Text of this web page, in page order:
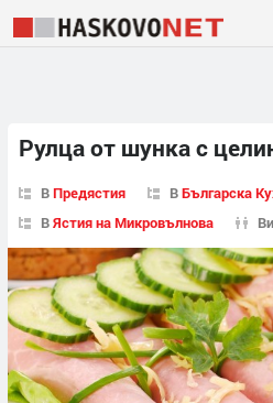
Рулца от шунка с
ВПредястия ВБългарска
ВЯстия на Микровълнова